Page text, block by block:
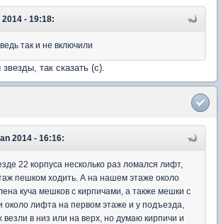
- 19:18:
так и не включили
так сказать (с).
2014 - 16:16:
22 корпуса несколько раз ломался лифт,
пешком ходить. А на нашем этаже около
куча мешков с кирпичами, а также мешки с
около лифта на первом этаже и у подъезда,
везли в низ или на верх, но думаю кирпичи и